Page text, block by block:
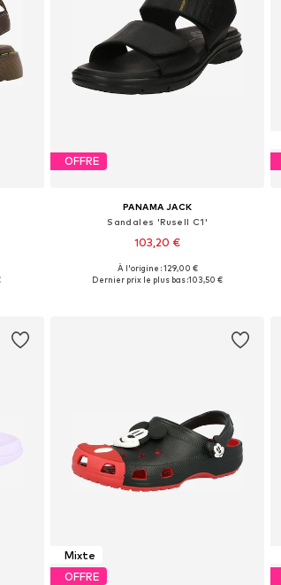
OFFRE
PANAMA JACK
Sandales 'Rusell C1'
103,20 €
Tailles disponibles: 40, 41, 42, 43, 44, 45
À l'origine : 129,00 €
Dernier prix le plus bas :103,50 €
Mixte
OFFRE